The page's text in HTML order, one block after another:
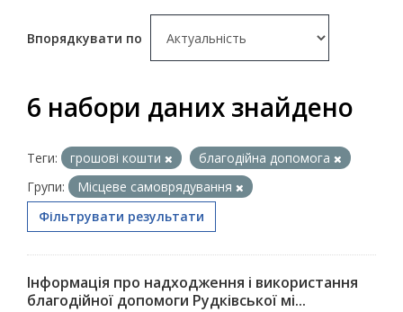
Впорядкувати по
6 набори даних знайдено
Теги: грошові кошти
благодійна допомога
Групи:
Місцеве самоврядування
Фільтрувати результати
Інформація про надходження і використання
благодійної допомоги Рудківської мі...